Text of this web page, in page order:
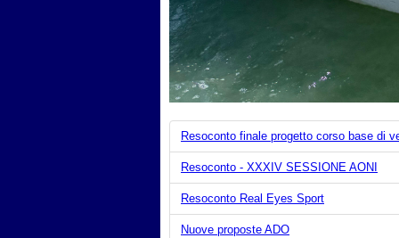
Resoconto finale progetto corso base di
Resoconto - XXXIV SESSIONE AONI
Resoconto Real Eyes Sport
Nuove proposte ADO